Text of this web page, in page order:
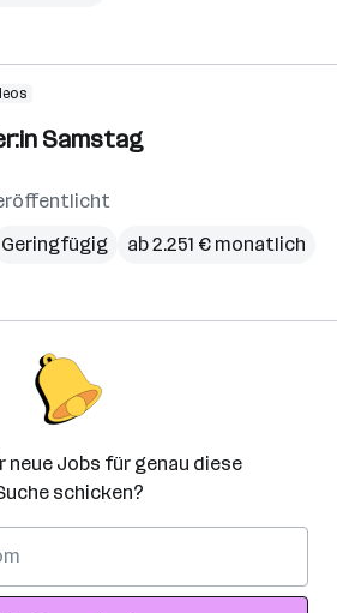
Samstag
Geringfügig ab 2.251 € monatlich
neue Jobs für genau diese
schicken?